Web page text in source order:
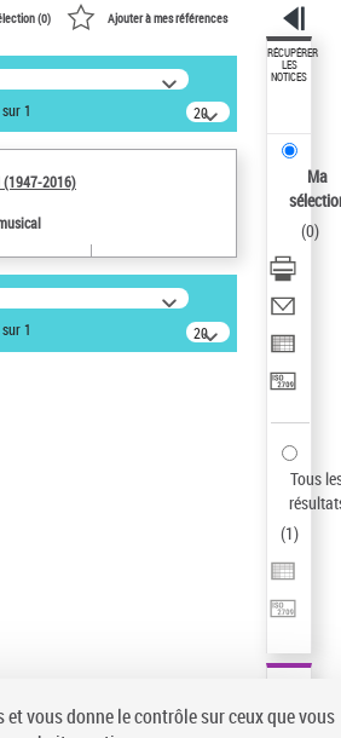
dans les
:
2016)
(0) Ajouter à mes références
sur 1
20
résultats/page
(1947-2016)
sur 1
20
résultats/page
RÉCUPÉRER
LES
NOTICES
Ma
(0)
Tous
(1)
vous donne le contrôle sur ceux que vous